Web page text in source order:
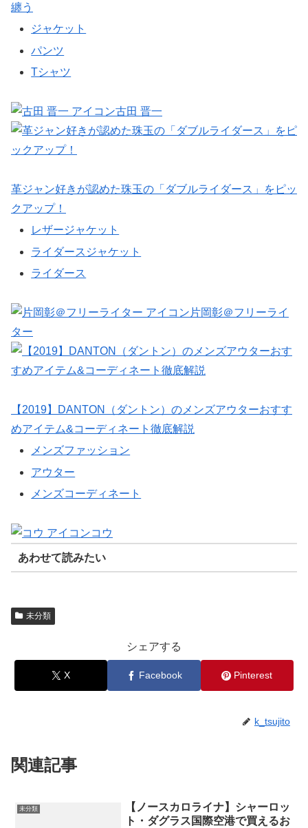
纏う
ジャケット
パンツ
Tシャツ
古田 晋一
革ジャン好きが認めた珠玉の「ダブルライダース」をピッ
クアップ！
レザージャケット
ライダースジャケット
ライダース
片岡彰＠フリーライ
ター
【2019】DANTON（ダントン）のメンズアウターおすす
めアイテム&コーディネート徹底解説
メンズファッション
アウター
メンズコーディネート
コウ
あわせて読みたい
未分類
シェアする
X Facebook Pinterest
k_tsujito
関連記事
未分類
【ノースカロライナ】シャーロッ
ト・ダグラス国際空港で買えるお